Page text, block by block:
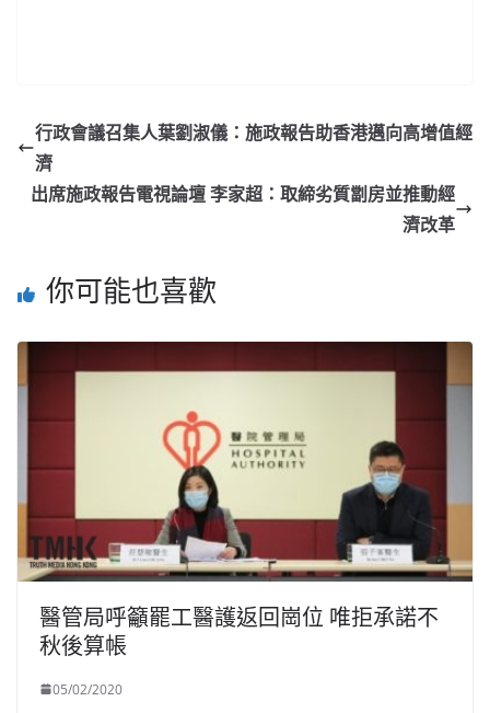
行政會議召集人葉劉淑儀：施政報告助香港邁向高增值經
濟
出席施政報告電視論壇 李家超：取締劣質劏房並推動經
濟改革
你可能也喜歡
醫管局呼籲罷工醫護返回崗位 唯拒承諾不
秋後算帳
05/02/2020